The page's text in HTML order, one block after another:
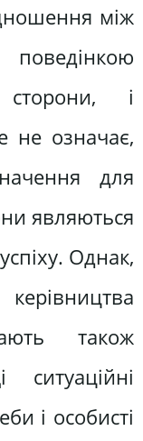
між
і
не означає,
для
являються
Однак,
також
і особисті